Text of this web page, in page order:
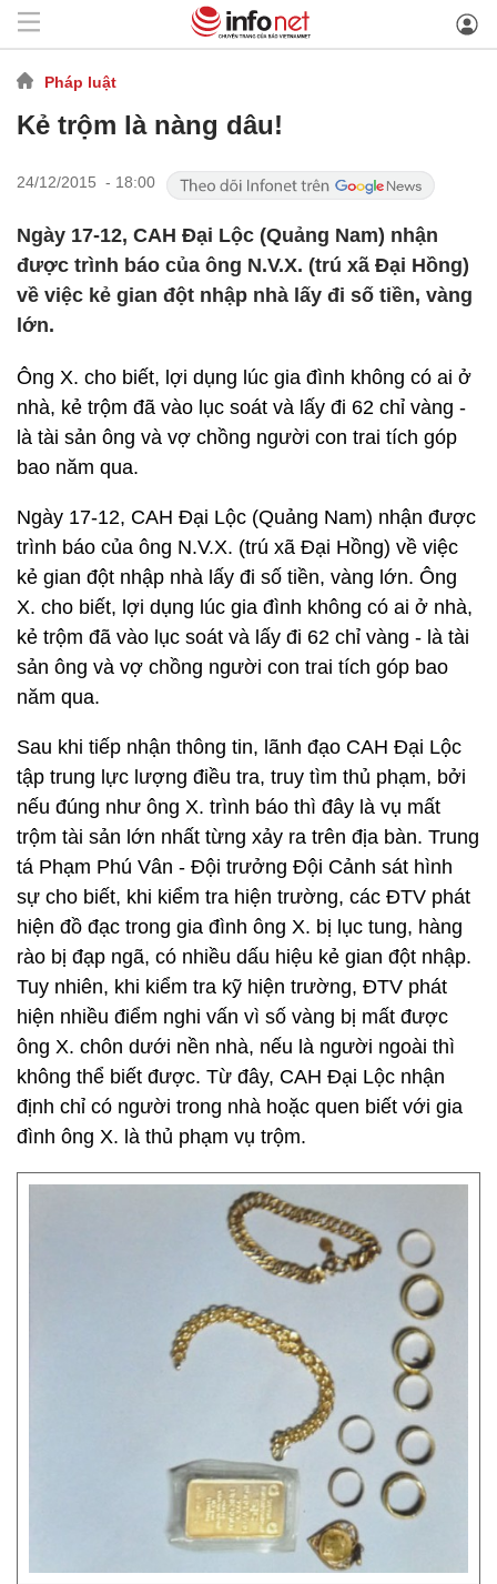
Pháp luật
Kẻ trộm là nàng dâu!
24/12/2015 - 18:00
Ngày 17-12, CAH Đại Lộc (Quảng Nam) nhận
được trình báo của ông N.V.X. (trú xã Đại Hồng)
về việc kẻ gian đột nhập nhà lấy đi số tiền, vàng
lớn.
Ông X. cho biết, lợi dụng lúc gia đình không có ai ở
nhà, kẻ trộm đã vào lục soát và lấy đi 62 chỉ vàng -
là tài sản ông và vợ chồng người con trai tích góp
bao năm qua.
Ngày 17-12, CAH Đại Lộc (Quảng Nam) nhận được
trình báo của ông N.V.X. (trú xã Đại Hồng) về việc
kẻ gian đột nhập nhà lấy đi số tiền, vàng lớn. Ông
X. cho biết, lợi dụng lúc gia đình không có ai ở nhà,
kẻ trộm đã vào lục soát và lấy đi 62 chỉ vàng - là tài
sản ông và vợ chồng người con trai tích góp bao
năm qua.
Sau khi tiếp nhận thông tin, lãnh đạo CAH Đại Lộc
tập trung lực lượng điều tra, truy tìm thủ phạm, bởi
nếu đúng như ông X. trình báo thì đây là vụ mất
trộm tài sản lớn nhất từng xảy ra trên địa bàn. Trung
tá Phạm Phú Vân - Đội trưởng Đội Cảnh sát hình
sự cho biết, khi kiểm tra hiện trường, các ĐTV phát
hiện đồ đạc trong gia đình ông X. bị lục tung, hàng
rào bị đạp ngã, có nhiều dấu hiệu kẻ gian đột nhập.
Tuy nhiên, khi kiểm tra kỹ hiện trường, ĐTV phát
hiện nhiều điểm nghi vấn vì số vàng bị mất được
ông X. chôn dưới nền nhà, nếu là người ngoài thì
không thể biết được. Từ đây, CAH Đại Lộc nhận
định chỉ có người trong nhà hoặc quen biết với gia
đình ông X. là thủ phạm vụ trộm.